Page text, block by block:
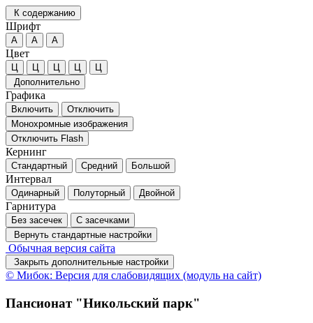
К содержанию
Шрифт
А А А
Цвет
Ц Ц Ц Ц
Ц
Дополнительно
Графика
Включить
Отключить
Монохромные изображения
Отключить Flash
Кернинг
Стандартный Средний Большой
Интервал
Одинарный Полуторный Двойной
Гарнитура
Без засечек
С засечками
Вернуть стандартные настройки
Обычная версия сайта
Закрыть дополнительные настройки
© Мибок: Версия для слабовидящих (модуль на сайт)
Пансионат "Никольский парк"